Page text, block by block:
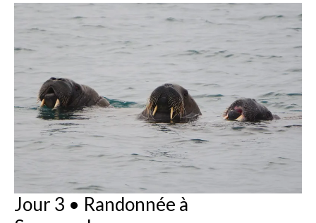
Jour 3 • Randonnée à